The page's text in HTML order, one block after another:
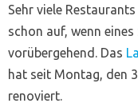
Sehr viele
schon auf, wenn
vorübergehend. Das
hat seit Montag, den
renoviert.